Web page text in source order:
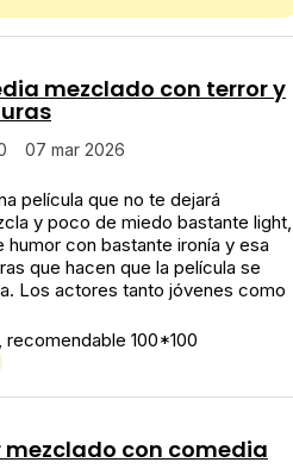
mezclado con terror y
07 mar 2026
película que no te dejará
y poco de miedo bastante light,
humor con bastante ironía y esa
que hacen que la película se
Los actores tanto jóvenes como
recomendable 100*100
mezclado con comedia